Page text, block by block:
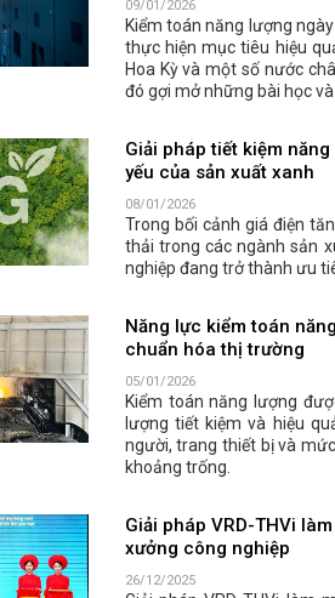
09/01/2026
Kiểm toán năng lượng
thực hiện mục tiêu hiệu
Hoa Kỳ và một số nước
đó gợi mở những bài học
Giải pháp tiết kiệm
yếu của sản xuất xanh
08/01/2026
Trong bối cảnh giá điện
thải trong các ngành sản
nghiệp đang trở thành ưu
Năng lực kiểm toán
chuẩn hóa thị trường
05/01/2026
Kiểm toán năng lượng
lượng tiết kiệm và hiệu
người, trang thiết bị và
khoảng trống.
Giải pháp VRD-THVi
xưởng công nghiệp
26/12/2025